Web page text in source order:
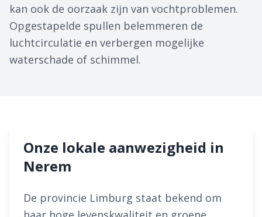
kan ook de oorzaak zijn van vochtproblemen.
Opgestapelde spullen belemmeren de
luchtcirculatie en verbergen mogelijke
waterschade of schimmel.
Onze lokale aanwezigheid in
Nerem
De provincie Limburg staat bekend om